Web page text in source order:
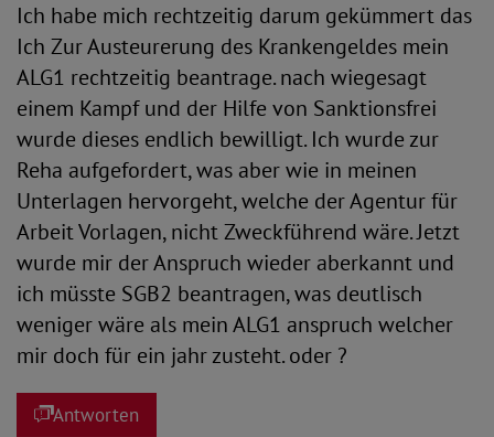
Ich habe mich rechtzeitig darum gekümmert das
Ich Zur Austeurerung des Krankengeldes mein
ALG1 rechtzeitig beantrage. nach wiegesagt
einem Kampf und der Hilfe von Sanktionsfrei
wurde dieses endlich bewilligt. Ich wurde zur
Reha aufgefordert, was aber wie in meinen
Unterlagen hervorgeht, welche der Agentur für
Arbeit Vorlagen, nicht Zweckführend wäre. Jetzt
wurde mir der Anspruch wieder aberkannt und
ich müsste SGB2 beantragen, was deutlisch
weniger wäre als mein ALG1 anspruch welcher
mir doch für ein jahr zusteht. oder ?
Antworten